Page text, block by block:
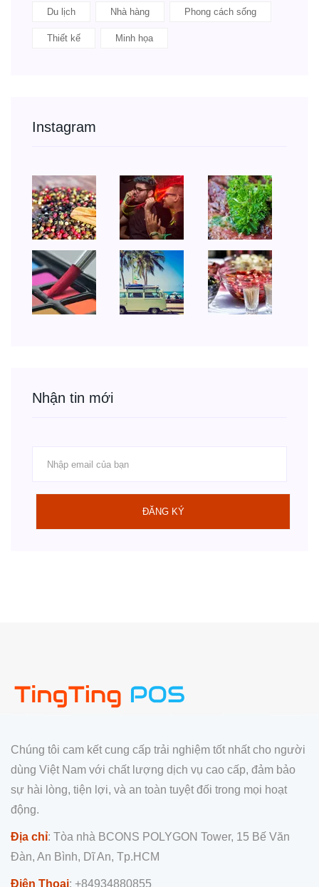
Du lịch Nhà hàng Phong cách sống
Thiết kế Minh họa
Instagram
Nhận tin mới
ĐĂNG KÝ
Chúng tôi cam kết cung cấp trải nghiệm tốt nhất cho người
dùng Việt Nam với chất lượng dịch vụ cao cấp, đảm bảo
sự hài lòng, tiện lợi, và an toàn tuyệt đối trong mọi hoạt
động.
Địa chỉ: Tòa nhà BCONS POLYGON Tower, 15 Bế Văn
Đàn, An Bình, Dĩ An, Tp.HCM
Điện Thoại: +84934880855